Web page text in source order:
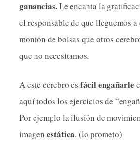
ganancias.Le encanta la
el responsable de que lleguemos a
montón de bolsas que otros
que no necesitamos.
A este cerebro es fácil engañarle
aquí todos los ejercicios de
Por ejemplo la ilusión de
imagen estática. (lo prometo)